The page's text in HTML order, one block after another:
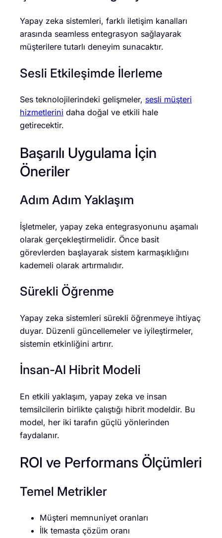
Yapay zeka sistemleri, farklı iletişim kanalları
arasında seamless entegrasyon sağlayarak
müşterilere tutarlı deneyim sunacaktır.
Sesli Etkileşimde İlerleme
Ses teknolojilerindeki gelişmeler, sesli müşteri
hizmetlerini daha doğal ve etkili hale
getirecektir.
Başarılı Uygulama İçin
Öneriler
Adım Adım Yaklaşım
İşletmeler, yapay zeka entegrasyonunu aşamalı
olarak gerçekleştirmelidir. Önce basit
görevlerden başlayarak sistem karmaşıklığını
kademeli olarak artırmalıdır.
Sürekli Öğrenme
Yapay zeka sistemleri sürekli öğrenmeye ihtiyaç
duyar. Düzenli güncellemeler ve iyileştirmeler,
sistemin etkinliğini artırır.
İnsan-AI Hibrit Modeli
En etkili yaklaşım, yapay zeka ve insan
temsilcilerin birlikte çalıştığı hibrit modeldir. Bu
model, her iki tarafın güçlü yönlerinden
faydalanır.
ROI ve Performans Ölçümleri
Temel Metrikler
Müşteri memnuniyet oranları
İlk temasta çözüm oranı